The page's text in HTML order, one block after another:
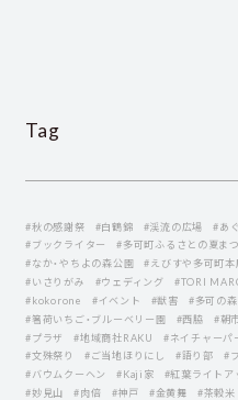
Tag
#秋の感謝祭 #白鶴錦 #渓流の広場 #あ
#ブックライター
#多可町ふるさとの夏ま
#なか・やちよの森公園
#えびすや多可町本
#いさりがみ
#ウェディング #TORI
#kokorone
#イベント #獣害 #多可の
#箸荷いちご・ブルーベリー園
#西脇 #朝
#プラザ
#地域商社RAKU #ネイチャーパ
#文殊祭り
#ご当地ほりにし #語り部 #
#バウムクーヘン
#Kaji家 #紅葉ライトア
#妙見山
#肉倍 #神戸 #金黄舞 #茶穀米